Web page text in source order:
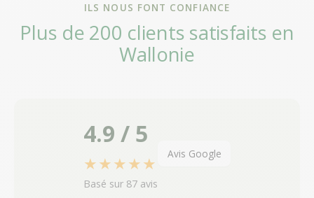
ILS NOUS FONT CONFIANCE
Plus de 200 clients satisfaits en
Wallonie
4.9 / 5
★★★★★
Basé sur 87 avis
Avis Google